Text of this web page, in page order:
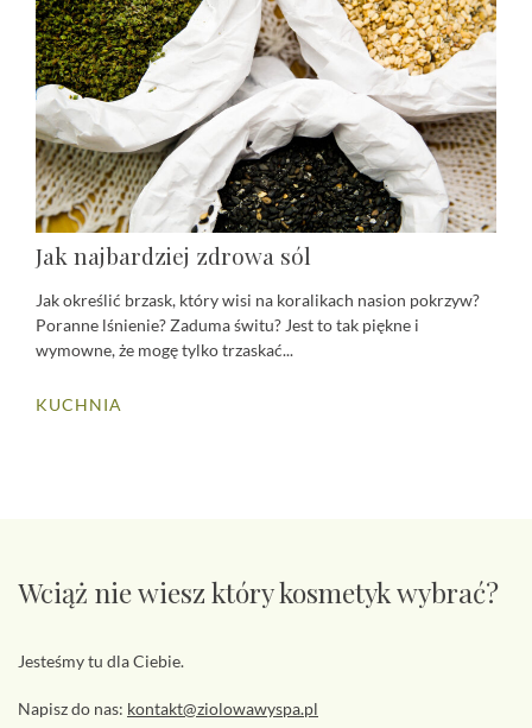
Jak najbardziej zdrowa sól
Jak określić brzask, który wisi na koralikach nasion pokrzyw?
Poranne lśnienie? Zaduma świtu? Jest to tak piękne i
wymowne, że mogę tylko trzaskać...
KUCHNIA
Wciąż nie wiesz który kosmetyk wybrać?
Jesteśmy tu dla Ciebie.
Napisz do nas: kontakt@ziolowawyspa.pl